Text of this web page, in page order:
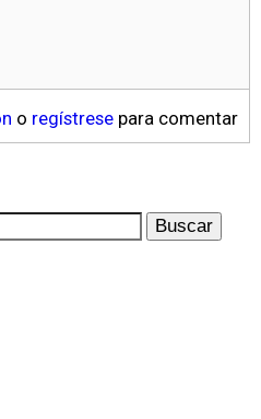
o regístrese para comentar